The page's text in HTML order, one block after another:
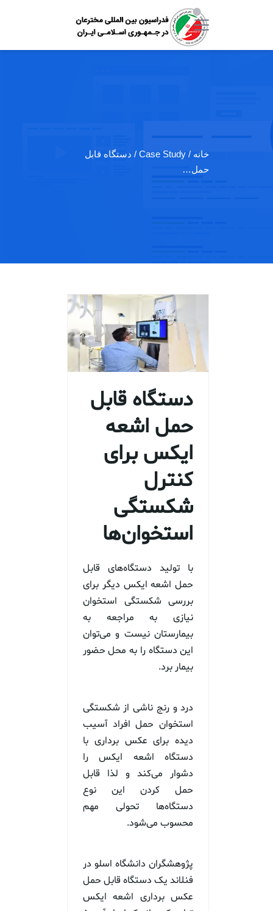
خانه
/ Case Study / دستگاه قابل
حمل…
دستگاه قابل
حمل اشعه
ایکس برای
کنترل
شکستگی
استخوان‌ها
با تولید دستگاه‌های قابل
حمل اشعه ایکس دیگر برای
بررسی شکستگی استخوان
نیازی به مراجعه به
بیمارستان نیست و می‌توان
این دستگاه را به محل حضور
بیمار برد.
درد و رنج ناشی از شکستگی
استخوان حمل افراد آسیب
دیده برای عکس برداری با
دستگاه اشعه ایکس را
دشوار می‌کند و لذا قابل
حمل کردن این نوع
دستگاه‌ها تحولی مهم
محسوب می‌شود.
پژوهشگران دانشگاه اسلو در
فنلاند یک دستگاه قابل حمل
عکس برداری اشعه ایکس